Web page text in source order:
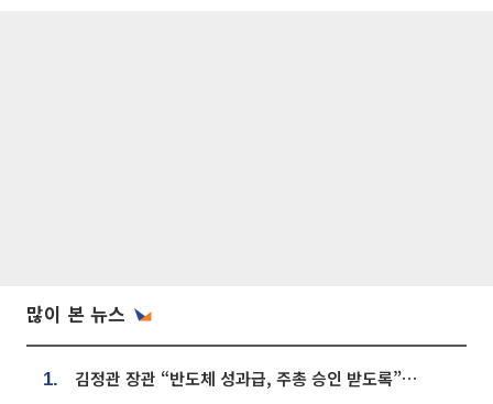
많이 본 뉴스
1. 김정관 장관 “반도체 성과급, 주총 승인 받도록”…상법·자본시장법 개정 시사